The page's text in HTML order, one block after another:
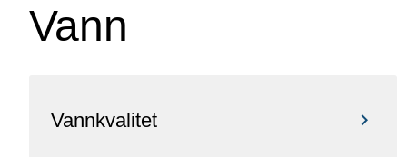
Vann
Vannkvalitet